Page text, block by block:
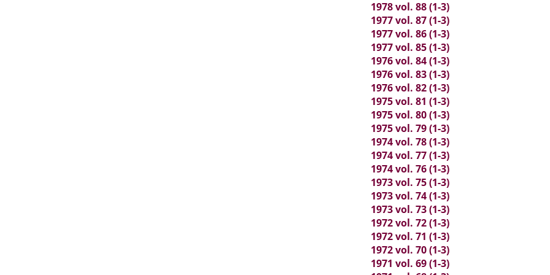
1978 vol. 88 (1-3)
1977 vol. 87 (1-3)
1977 vol. 86 (1-3)
1977 vol. 85 (1-3)
1976 vol. 84 (1-3)
1976 vol. 83 (1-3)
1976 vol. 82 (1-3)
1975 vol. 81 (1-3)
1975 vol. 80 (1-3)
1975 vol. 79 (1-3)
1974 vol. 78 (1-3)
1974 vol. 77 (1-3)
1974 vol. 76 (1-3)
1973 vol. 75 (1-3)
1973 vol. 74 (1-3)
1973 vol. 73 (1-3)
1972 vol. 72 (1-3)
1972 vol. 71 (1-3)
1972 vol. 70 (1-3)
1971 vol. 69 (1-3)